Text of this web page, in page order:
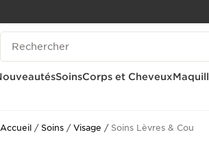
ALLER AU CONTENU
CONSULTER LE PIED DE PAGE
OUTIL D'ACCESSIBILITÉ
Historique des recherches
SoinsCorps et Cheveux
Accueil Soins Visage Soins Lèvres & Cou